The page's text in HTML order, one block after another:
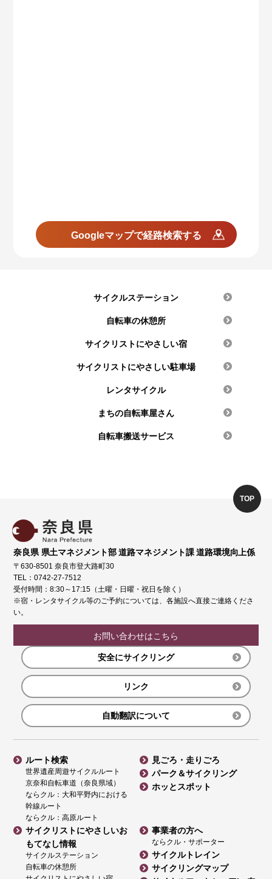
Googleマップで経路検索する
サイクルステーション
自転車の休憩所
サイクリストにやさしい宿
サイクリストにやさしい駐車場
レンタサイクル
まちの自転車屋さん
自転車搬送サービス
奈良県 県土マネジメント部 道路マネジメント課 道路環境向上係
〒630-8501 奈良市登大路町30
TEL：0742-27-7512
受付時間：8:30～17:15（土曜・日曜・祝日を除く）
※宿・レンタサイクル等のご予約については、各施設へ直接ご連絡くださ
い。
お問い合わせはこちら
安全にサイクリング
リンク
自動翻訳について
ルート検索
世界遺産周遊サイクルルート
京奈和自転車道（奈良県域）
ならクル：大和平野内における
幹線ルート
ならクル：高原ルート
見ごろ・走りごろ
パーク＆サイクリング
ホッとスポット
サイクリストにやさしいお
もてなし情報
サイクルステーション
自転車の休憩所
事業者の方へ
ならクル・サポーター
サイクルトレイン
サイクリングマップ
TOP